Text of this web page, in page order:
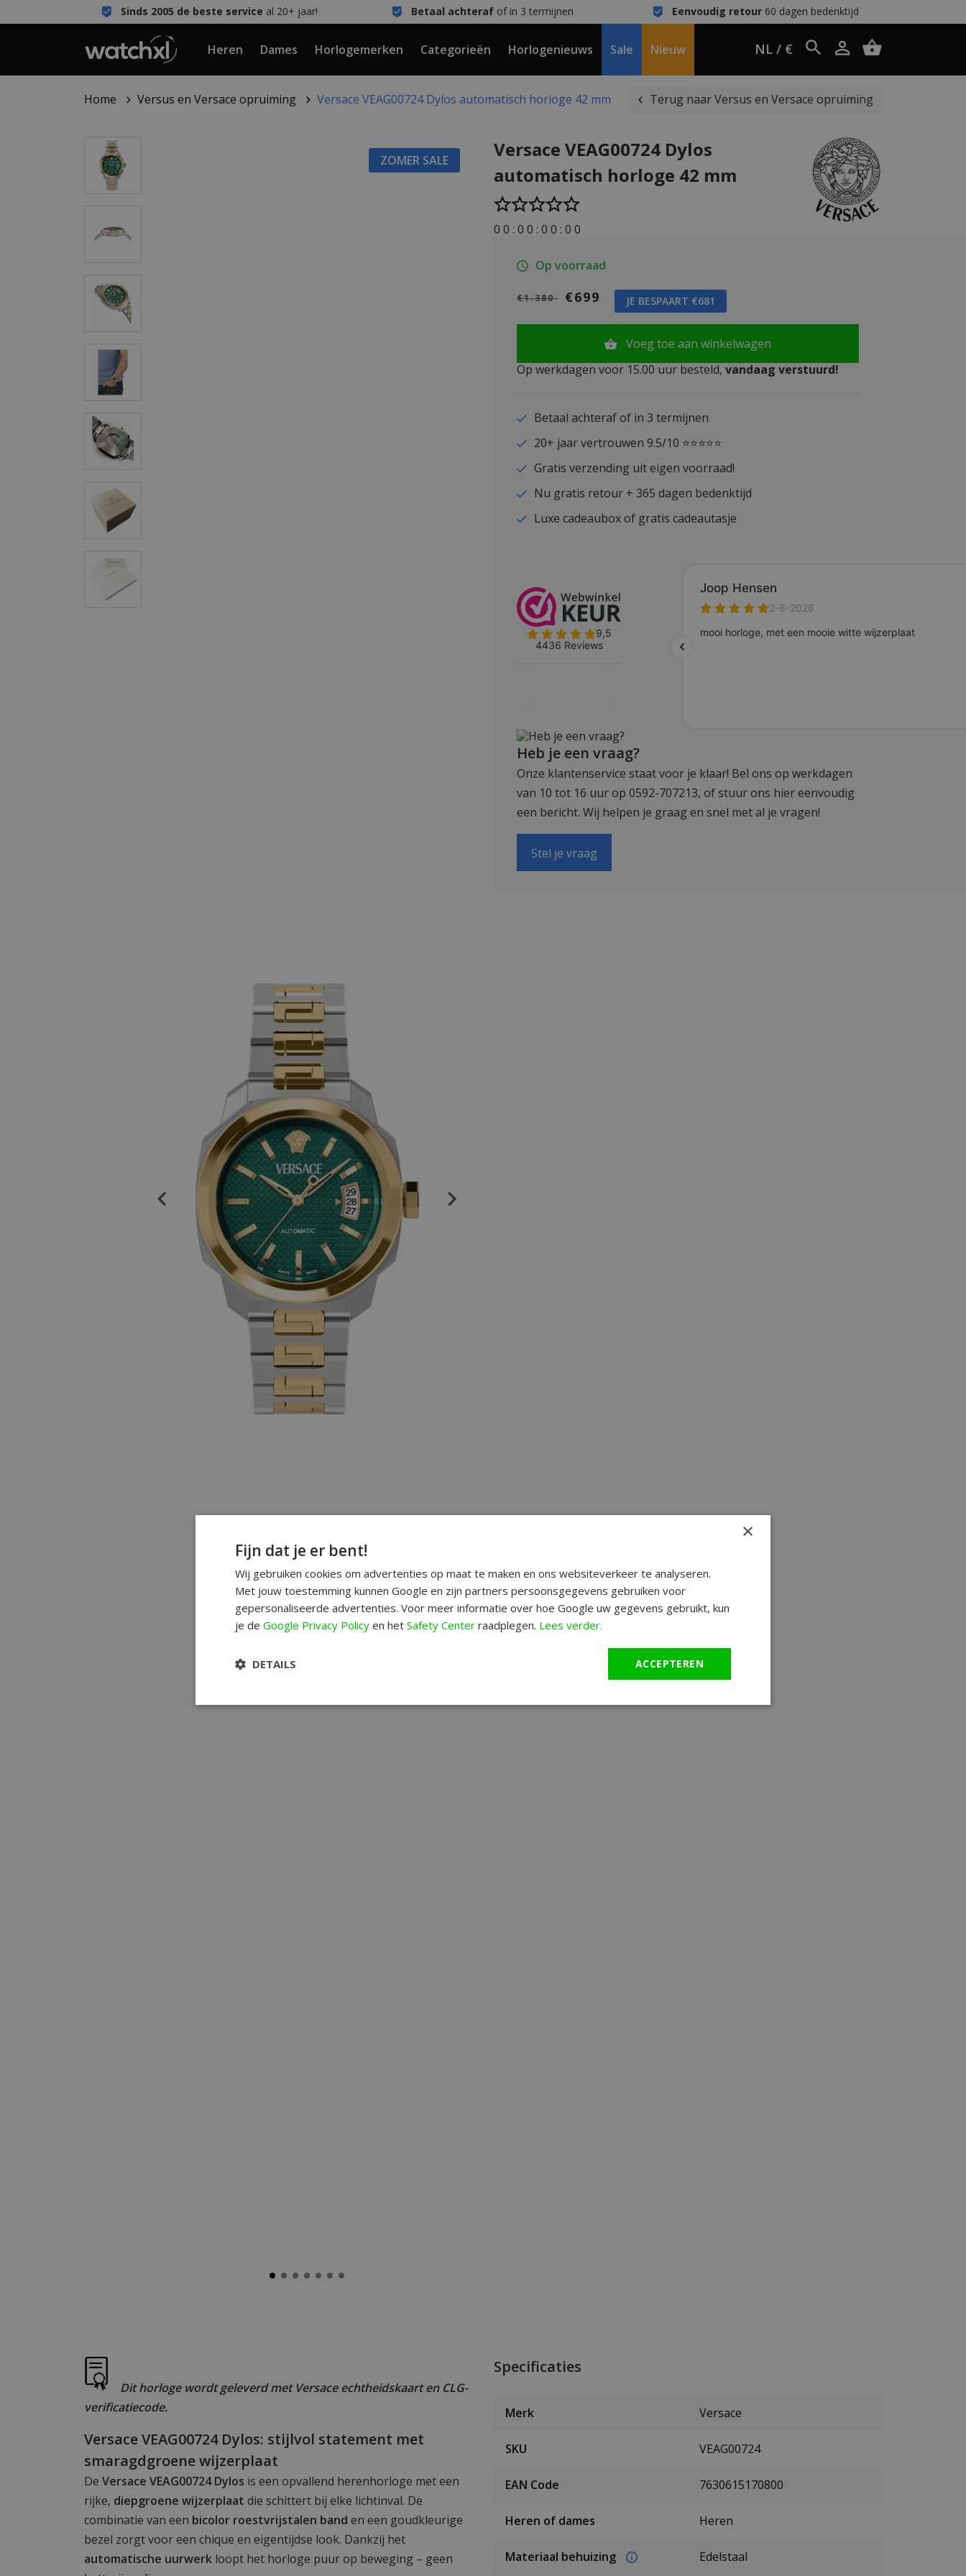
Sinds 2005 de beste service al 20+ jaar! Betaal achterafof in 3 termijnen Eenvoudig retour60 dagen bedenktijd
Heren Dames Horlogemerken Categorieën Horlogenieuws Sale Nieuw NL / €
Home Versus en Versace opruiming Versace VEAG00724 Dylos automatisch horloge 42 mm Terug naar Versus en Versace opruiming
ZOMER SALE
Versace VEAG00724 Dylos
automatisch horloge 42 mm
0 0 : 0 0 : 0 0 : 0 0
Op voorraad
€1.380 €699 JE BESPAART €681
Voeg toe aan winkelwagen
Op werkdagen voor 15.00 uur besteld, vandaag verstuurd!
Betaal achteraf of in 3 termijnen
20+ jaar vertrouwen 9.5/10 ⭐⭐⭐⭐⭐
Gratis verzending uit eigen voorraad!
Nu gratis retour + 365 dagen bedenktijd
Luxe cadeaubox of gratis cadeautasje
Heb je een vraag?
Onze klantenservice staat voor je klaar! Bel ons op werkdagen
van 10 tot 16 uur op 0592-707213, of stuur ons hier eenvoudig
een bericht. Wij helpen je graag en snel met al je vragen!
Stel je vraag
Dit horloge wordt geleverd met Versace echtheidskaart en CLG-
verificatiecode.
Versace VEAG00724 Dylos: stijlvol statement met
smaragdgroene wijzerplaat
De Versace VEAG00724 Dylos is een opvallend herenhorloge met een
rijke, diepgroene wijzerplaat die schittert bij elke lichtinval. De
combinatie van een bicolor roestvrijstalen band en een goudkleurige
bezel zorgt voor een chique en eigentijdse look. Dankzij het
automatische uurwerk loopt het horloge puur op beweging – geen
Specificaties
Merk Versace
SKU VEAG00724
EAN Code 7630615170800
Heren of dames Heren
Materiaal behuizing Edelstaal
×
Fijn dat je er bent!
Wij gebruiken cookies om advertenties op maat te maken en ons websiteverkeer te analyseren.
Met jouw toestemming kunnen Google en zijn partners persoonsgegevens gebruiken voor
gepersonaliseerde advertenties. Voor meer informatie over hoe Google uw gegevens gebruikt, kun
je de Google Privacy Policy en het Safety Center raadplegen. Lees verder.
ACCEPTEREN
DETAILS